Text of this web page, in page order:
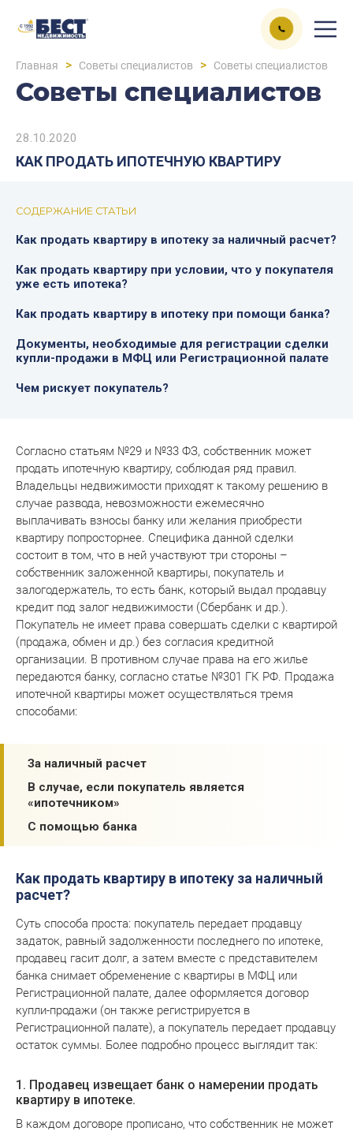
Главная > Советы специалистов > Советы специалистов
Советы специалистов
28.10.2020
КАК ПРОДАТЬ ИПОТЕЧНУЮ КВАРТИРУ
СОДЕРЖАНИЕ СТАТЬИ
Как продать квартиру в ипотеку за наличный расчет?
Как продать квартиру при условии, что у покупателя
уже есть ипотека?
Как продать квартиру в ипотеку при помощи банка?
Документы, необходимые для регистрации сделки
купли-продажи в МФЦ или Регистрационной палате
Чем рискует покупатель?
Согласно статьям №29 и №33 ФЗ, собственник может
продать ипотечную квартиру, соблюдая ряд правил.
Владельцы недвижимости приходят к такому решению в
случае развода, невозможности ежемесячно
выплачивать взносы банку или желания приобрести
квартиру попросторнее. Специфика данной сделки
состоит в том, что в ней участвуют три стороны –
собственник заложенной квартиры, покупатель и
залогодержатель, то есть банк, который выдал продавцу
кредит под залог недвижимости (Сбербанк и др.).
Покупатель не имеет права совершать сделки с квартирой
(продажа, обмен и др.) без согласия кредитной
организации. В противном случае права на его жилье
передаются банку, согласно статье №301 ГК РФ. Продажа
ипотечной квартиры может осуществляться тремя
способами:
За наличный расчет
В случае, если покупатель является
«ипотечником»
С помощью банка
Как продать квартиру в ипотеку за наличный
расчет?
Суть способа проста: покупатель передает продавцу
задаток, равный задолженности последнего по ипотеке,
продавец гасит долг, а затем вместе с представителем
банка снимает обременение с квартиры в МФЦ или
Регистрационной палате, далее оформляется договор
купли-продажи (он также регистрируется в
Регистрационной палате), а покупатель передает продавцу
остаток суммы. Более подробно процесс выглядит так:
1. Продавец извещает банк о намерении продать
квартиру в ипотеке.
В каждом договоре прописано, что собственник не может